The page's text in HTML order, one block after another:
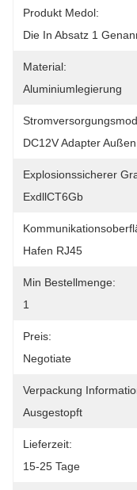
Produkt Medol:
Die In Absatz 1
Material:
Aluminiumlegierung
DC12V Adapter Außen
Explosionssicherer
ExdllCT6Gb
Hafen RJ45
Min Bestellmenge:
1
Preis:
Negotiate
Verpackung
Ausgestopft
Lieferzeit:
15-25 Tage